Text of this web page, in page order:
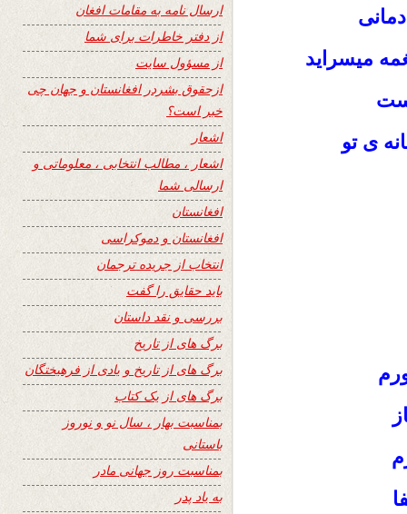
میسراید
ی تو
ارسال نامه به مقامات افغان
از دفتر خاطرات برای شما
از مسؤول سایت
ازحقوق بشردر افغانستان و جهان چی
خبر است؟
اشعار
اشعار ، مطالب انتخابی ، معلوماتی و
ارسالی شما
افغانستان
افغانستان و دموکراسی
انتخاب از جریده ترجمان
باید حقایق را گفت
بررسی و نقد داستان
برگ های از تاریخ
برگ های از تاریخ و یادی از فرهیختگان
برگ های از یک کتاب
بمناسبت بهار ، سال نو و نوروز
باستانی
بمناسبت روز جهانی مادر
به یاد پدر